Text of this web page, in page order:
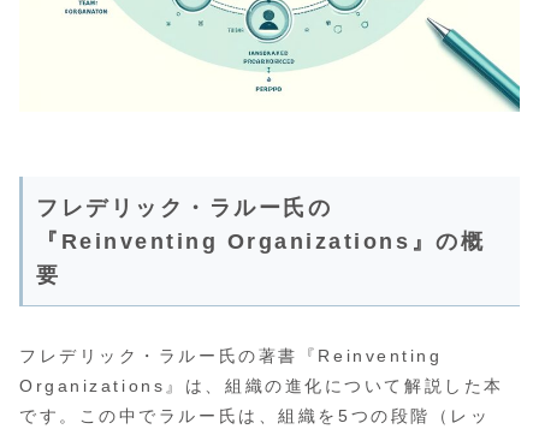
フレデリック・ラルー氏の
『Reinventing Organizations』の概
要
フレデリック・ラルー氏の著書『Reinventing
Organizations』は、組織の進化について解説した本
です。この中でラルー氏は、組織を5つの段階（レッ